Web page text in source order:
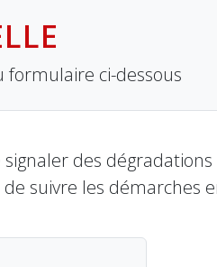
ci-dessous
des
suivre les démarches